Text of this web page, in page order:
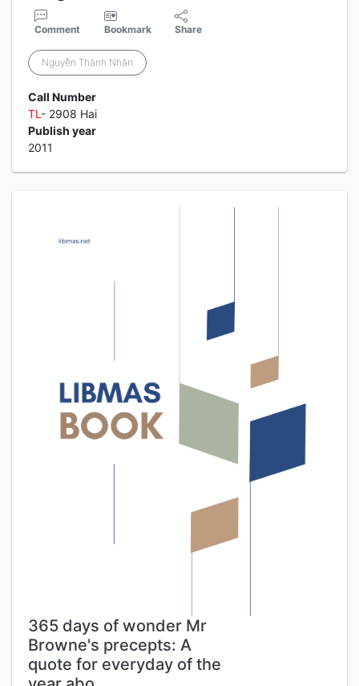
Comment Bookmark Share
Nguyễn Thành Nhân
Call Number
TL - 2908 Hai
Publish year
2011
365 days of wonder Mr
Browne's precepts: A
quote for everyday of the